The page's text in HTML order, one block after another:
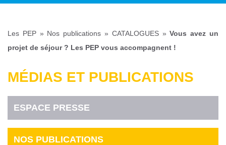
Les PEP» Nos publications » CATALOGUES»Vous avez un
projet de séjour ? Les PEP vous accompagnent !
MÉDIAS ET PUBLICATIONS
ESPACE PRESSE
NOS PUBLICATIONS